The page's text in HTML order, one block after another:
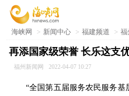
海峡网 > 新闻中心 > 福建频道 > 福
再添国家级荣誉 长乐这支
福州新闻网 2022-04-07 10:27
“全国第五届服务农民服务基